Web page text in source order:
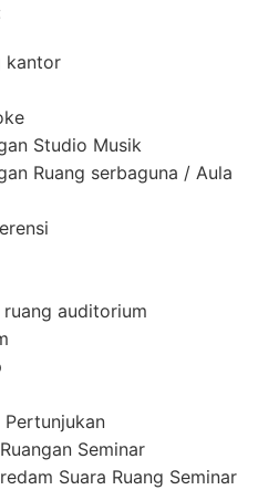
kantor
Studio Musik
Ruang serbaguna / Aula
auditorium
Seminar
Suara Ruang Seminar